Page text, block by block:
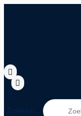
Zoeken...